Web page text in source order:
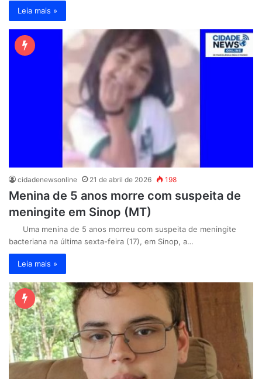
Leia mais »
cidadenewsonline 21 de abril de 2026 198
Menina de 5 anos morre com suspeita de
meningite em Sinop (MT)
Uma menina de 5 anos morreu com suspeita de meningite
bacteriana na última sexta-feira (17), em Sinop, a…
Leia mais »